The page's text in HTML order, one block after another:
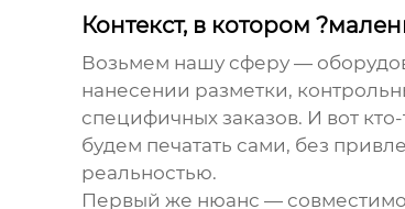
Контекст, в котором
Возьмем нашу сферу —
нанесении разметки,
специфичных заказов. И вот
будем печатать сами, без
реальностью.
Первый же нюанс —